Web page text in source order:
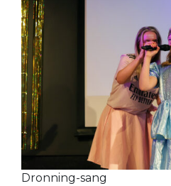
Dronning-sang